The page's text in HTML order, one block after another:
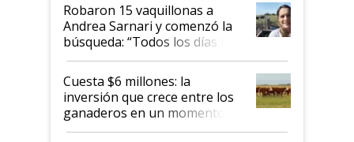
Robaron 15 vaquillonas a
Andrea Sarnari y comenzó la
búsqueda: “Todos los días le
toca a algún productor”
Cuesta $6 millones: la
inversión que crece entre los
ganaderos en un momento
histórico para la actividad